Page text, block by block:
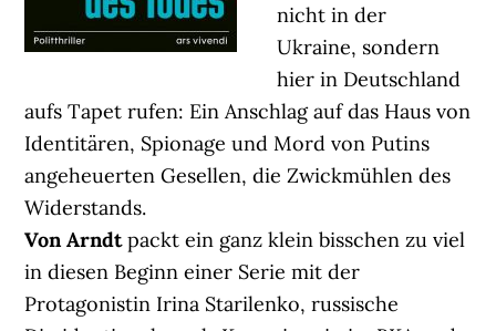
nicht in der
Ukraine, sondern
hier in Deutschland
aufs Tapet rufen: Ein Anschlag auf das Haus von
Identitären, Spionage und Mord von Putins
angeheuerten Gesellen, die Zwickmühlen des
Widerstands.
Von Arndtpackt ein ganz klein bisschen zu viel
in diesen Beginn einer Serie mit der
Protagonistin Irina Starilenko, russische